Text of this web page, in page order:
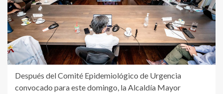
Después del Comité Epidemiológico de Urgencia
convocado para este domingo, la Alcaldía Mayor